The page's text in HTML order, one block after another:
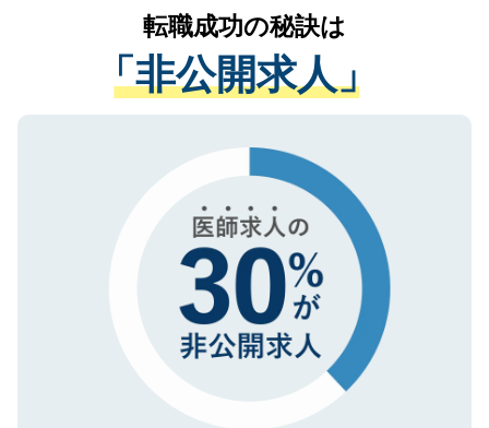
は、個人情報の取り扱いについての厳密な
管理基準を満たした事業者のみに付与され
る、プライバシーマークを取得済みです。
で、機密保持に関してもご安心ください。
かがいして、現在の医療機関の状況や紹介
経験をまじえながら、適切なアドバイスを
させていただきます。すぐにご転職をされ
ない方には、長期的なサポートが可能です
ので、まずはご登録ください。
転職成功の秘訣は
「非公開求人」